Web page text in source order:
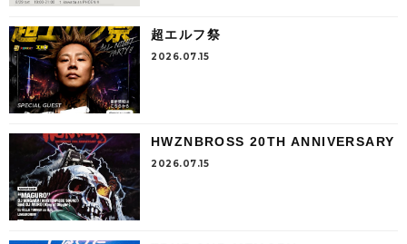
超エルフ祭
2026.07.15
HWZNBROSS 20TH ANNIVERSARY
2026.07.15